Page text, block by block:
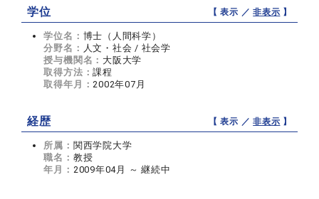
学位 【 表示 ／非表示 】
学位名： 博士（人間科学）
分野名： 人文・社会 / 社会学
授与機関名： 大阪大学
取得方法：課程
取得年月： 2002年07月
経歴 【 表示 ／非表示 】
所属： 関西学院大学
職名： 教授
年月： 2009年04月 ～ 継続中